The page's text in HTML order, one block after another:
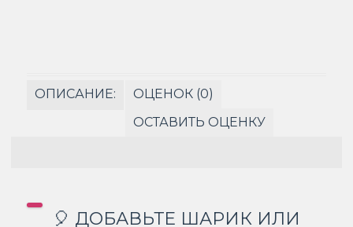
ОПИСАНИЕ:
ОЦЕНОК (0)
ОСТАВИТЬ ОЦЕНКУ
🎈 ДОБАВЬТЕ ШАРИК ИЛИ